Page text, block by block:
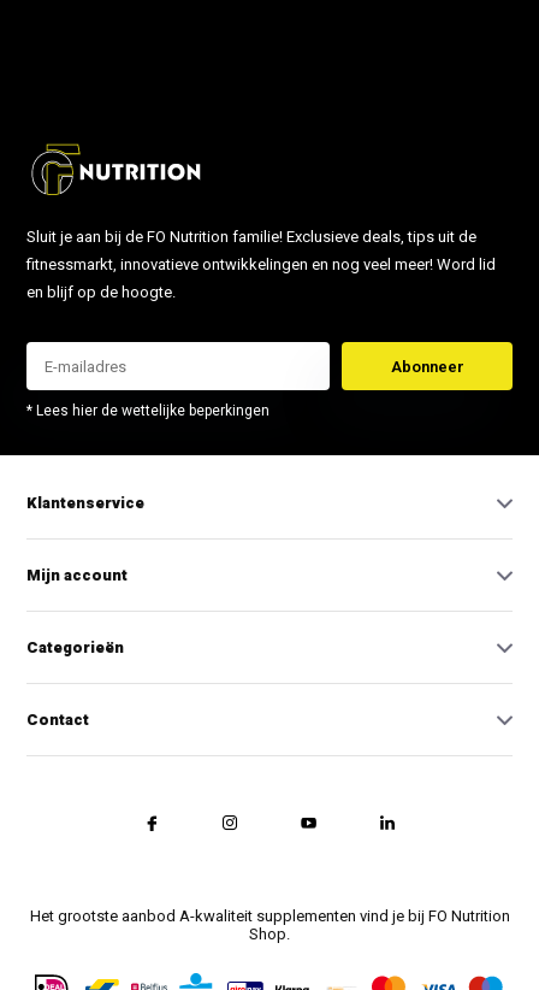
Sluit je aan bij de FO Nutrition familie! Exclusieve deals, tips uit de
fitnessmarkt, innovatieve ontwikkelingen en nog veel meer! Word lid
en blijf op de hoogte.
Abonneer
* Lees hier de wettelijke beperkingen
Klantenservice
Mijn account
Categorieën
Contact
Het grootste aanbod A-kwaliteit supplementen vind je bij FO Nutrition
Shop.